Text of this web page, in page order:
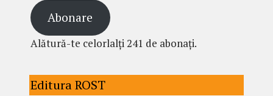
Abonare
Alătură-te celorlalți 241 de abonați.
Editura ROST